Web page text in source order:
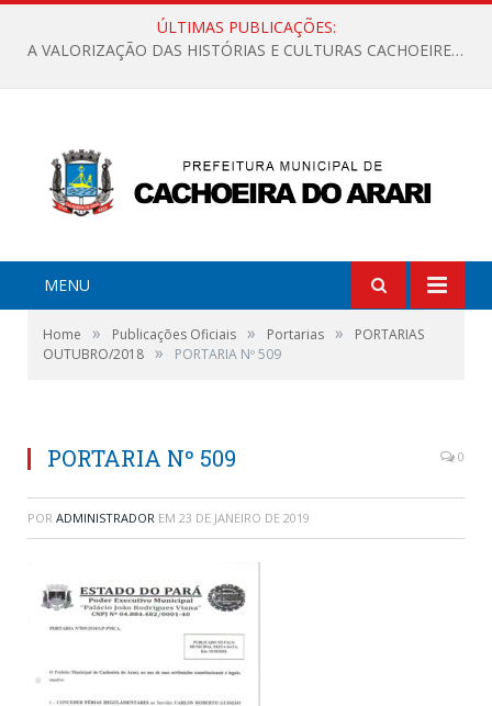
ÚLTIMAS PUBLICAÇÕES:
A VALORIZAÇÃO DAS HISTÓRIAS E CULTURAS CACHOEIRENSES
MENU
Home » Publicações Oficiais » Portarias »
PORTARIAS
OUTUBRO/2018 » PORTARIA Nº 509
PORTARIA Nº 509 0
POR ADMINISTRADOR EM 23 DE JANEIRO DE 2019